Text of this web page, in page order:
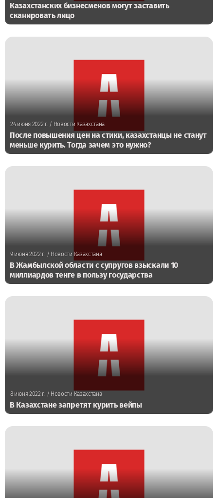
Казахстанских бизнесменов могут заставить
сканировать лицо
24 июня 2022 г./ Новости Казахстана
После повышения цен на стики, казахстанцы не станут
меньше курить. Тогда зачем это нужно?
9 июня 2022 г./ Новости Казахстана
В Жамбылской области с супругов взыскали 10
миллиардов тенге в пользу государства
8 июня 2022 г./ Новости Казахстана
В Казахстане запретят курить вейпы